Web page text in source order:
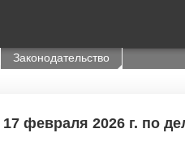
Законодательство
февраля 2026 г. по